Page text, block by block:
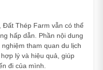
Đất Thép Farm vẫn có thể
hấp dẫn. Phần nội dung
tham quan du lịch
lý và hiệu quả, giúp
đi của mình.